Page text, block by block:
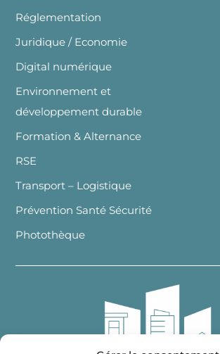
Réglementation
Juridique / Economie
Digital numérique
Environnement et
développement durable
Formation & Alternance
RSE
Transport – Logistique
Prévention Santé Sécurité
Photothèque